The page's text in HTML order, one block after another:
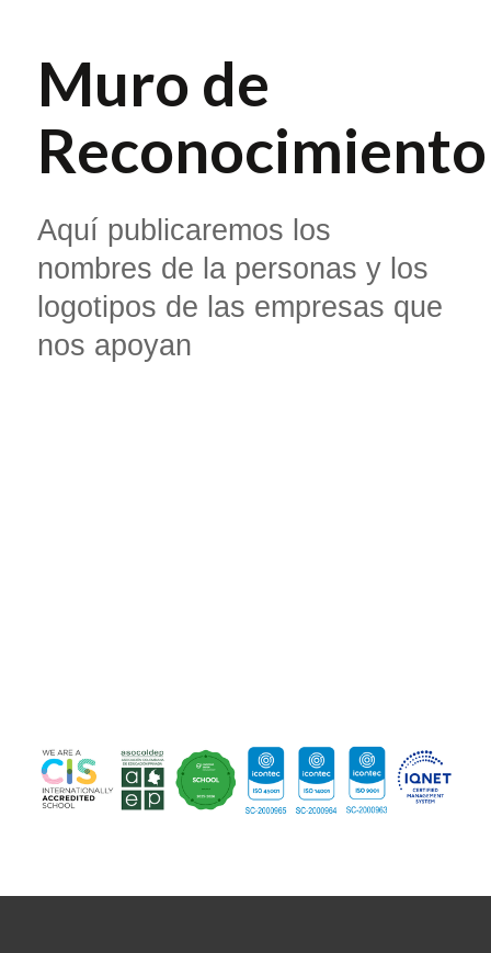
Muro de
Reconocimiento
Aquí publicaremos los
nombres de la personas y los
logotipos de las empresas que
nos apoyan